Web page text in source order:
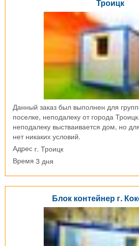
Троицк
Данный заказ был выполнен для
поселке, неподалеку от города
неподалеку выстваивается дом, но
нет никаких условий.
Адрес г. Троицк
Время 3 дня
Блок контейнер г.